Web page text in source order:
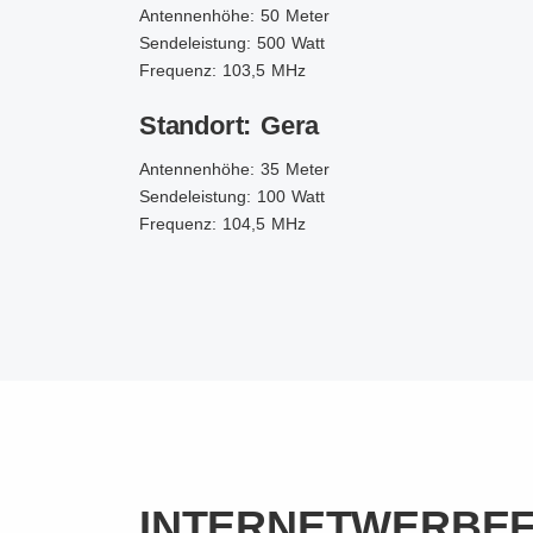
Antennenhöhe: 50 Meter
Sendeleistung: 500 Watt
Frequenz: 103,5 MHz
Standort: Gera
Antennenhöhe: 35 Meter
Sendeleistung: 100 Watt
Frequenz: 104,5 MHz